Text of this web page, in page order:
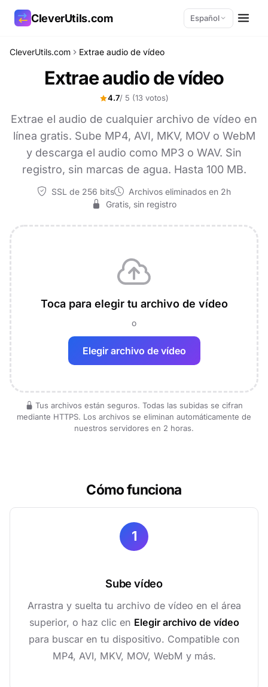
CleverUtils.com Español
CleverUtils.com Extrae audio de vídeo
Extrae audio de vídeo
4.7/ 5 (13 votos)
Extrae el audio de cualquier archivo de vídeo en
línea gratis. Sube MP4, AVI, MKV, MOV o WebM
y descarga el audio como MP3 o WAV. Sin
registro, sin marcas de agua. Hasta 100 MB.
SSL de 256 bits
Archivos eliminados en 2h
Gratis, sin registro
Toca para elegir tu archivo de vídeo
o
Elegir archivo de vídeo
Tus archivos están seguros. Todas las subidas se cifran
mediante HTTPS. Los archivos se eliminan automáticamente de
nuestros servidores en 2 horas.
Cómo funciona
1
Sube vídeo
Arrastra y suelta tu archivo de vídeo en el área
superior, o haz clic en Elegir archivo de vídeo
para buscar en tu dispositivo. Compatible con
MP4, AVI, MKV, MOV, WebM y más.
Copiar enlace
Correo electrónico